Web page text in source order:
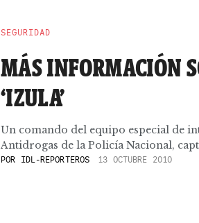
SEGURIDAD
MÁS INFORMACIÓN
‘IZULA’
Un comando del equipo especial de
Antidrogas de la Policía Nacional,
POR IDL-REPORTEROS 13 OCTUBRE 2010